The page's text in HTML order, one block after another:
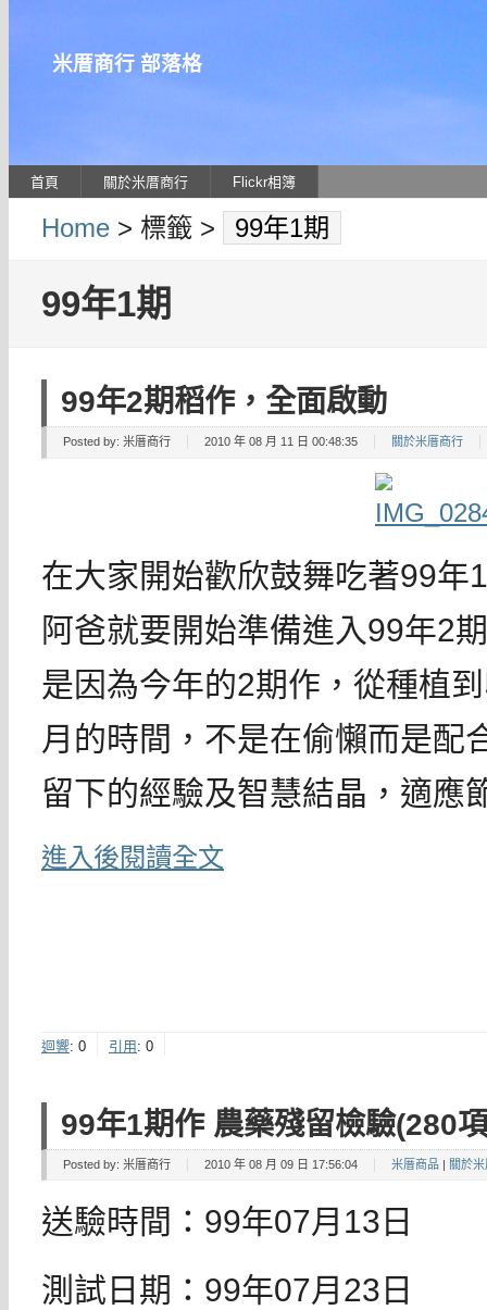
米厝商行 部落格
首頁 關於米厝商行 Flickr相簿
Home > 標籤 > 99年1期
99年1期
99年2期稻作，全面啟動
Posted by: 米厝商行 2010 年 08 月 11 日 00:48:35 關於米厝商行
在大家開始歡欣鼓舞吃著99年
阿爸就要開始準備進入99年2
是因為今年的2期作，從種植
月的時間，不是在偷懶而是配
留下的經驗及智慧結晶，適應
進入後閱讀全文
迴響: 0 引用: 0
99年1期作 農藥殘留檢驗(280
Posted by: 米厝商行 2010 年 08 月 09 日 17:56:04 米厝商品 | 關於
送驗時間：99年07月13日
測試日期：99年07月23日